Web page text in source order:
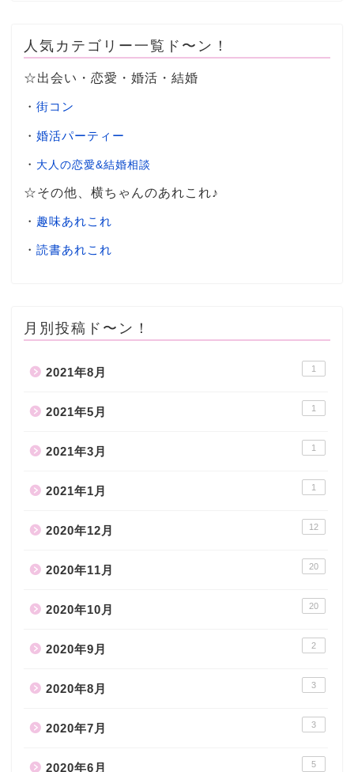
人気カテゴリー一覧ド〜ン！
☆出会い・恋愛・婚活・結婚
・ 街コン
・ 婚活パーティー
・ 大人の恋愛&結婚相談
☆その他、横ちゃんのあれこれ♪
・ 趣味あれこれ
・ 読書あれこれ
月別投稿ド〜ン！
2021年8月 1
2021年5月 1
2021年3月 1
2021年1月 1
2020年12月 12
2020年11月 20
2020年10月 20
2020年9月 2
2020年8月 3
2020年7月 3
2020年6月 5